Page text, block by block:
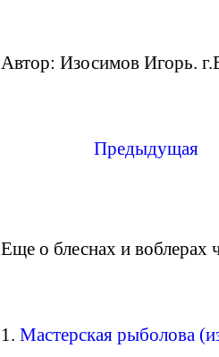
Автор: Изосимов Игорь.
Предыдущая
Еще о блеснах и воблерах
1. Мастерская рыболова